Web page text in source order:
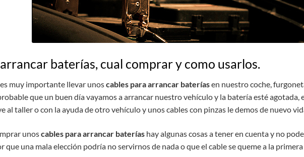
baterías, cual comprar y como usarlos.
muy importante llevar unoscables para arrancar bateríasen nuestro coche,
que un buen día vayamos a arrancar nuestro vehículo y la batería esté agotada,
al taller o con la ayuda de otro vehículo y unos cables con pinzas le demos de nuevo
unoscables para arrancar baterías hay algunas cosas a tener en cuenta y no
que una mala elección podría no servirnos de nada o que el cable se queme a la